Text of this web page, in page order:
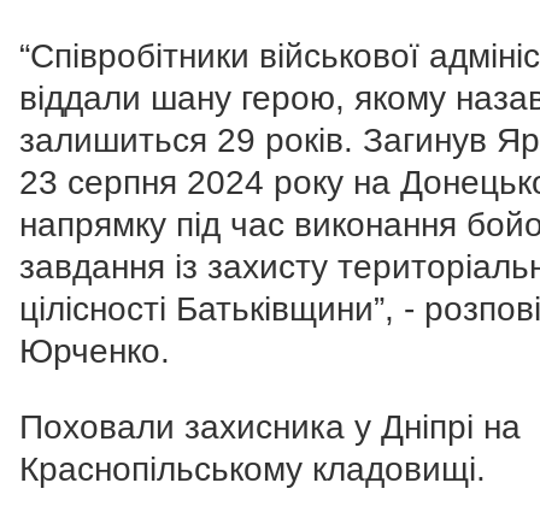
“Співробітники військової
віддали шану герою, якому
залишиться 29 років. Загинув
23 серпня 2024 року на
напрямку під час виконання
завдання із захисту
цілісності Батьківщини”, -
Юрченко.
Поховали захисника у Дніпрі на
Краснопільському кладовищі.